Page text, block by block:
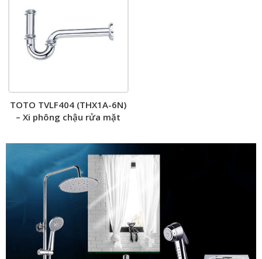
TOTO TVLF404 (THX1A-6N)
– Xi phông chậu rửa mặt